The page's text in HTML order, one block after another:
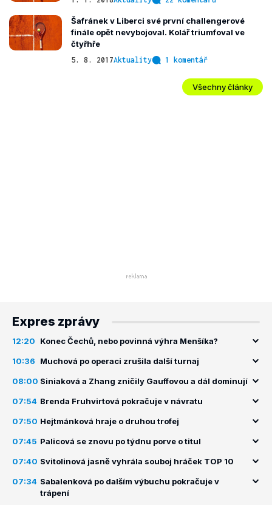
Šafránek v Liberci své první challengerové
finále opět nevybojoval. Kolář triumfoval ve
čtyřhře
5. 8. 2017Aktuality 1 komentář
Všechny články
Expres zprávy
12:20 Konec Čechů, nebo povinná výhra Menšíka?
10:36 Muchová po operaci zrušila další turnaj
08:00 Siniaková a Zhang zničily Gauffovou a dál dominují
07:54 Brenda Fruhvirtová pokračuje v návratu
07:50 Hejtmánková hraje o druhou trofej
07:45 Palicová se znovu po týdnu porve o titul
07:40 Svitolinová jasně vyhrála souboj hráček TOP 10
07:34 Sabalenková po dalším výbuchu pokračuje v
trápení